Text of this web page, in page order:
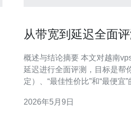
从带宽到延迟全面
概述与结论摘要 本文对越南
延迟进行全面评测，目标是帮
定）、“最佳性价比”和“最便宜
策略的越南机房最优；若预算
2026年5月9日